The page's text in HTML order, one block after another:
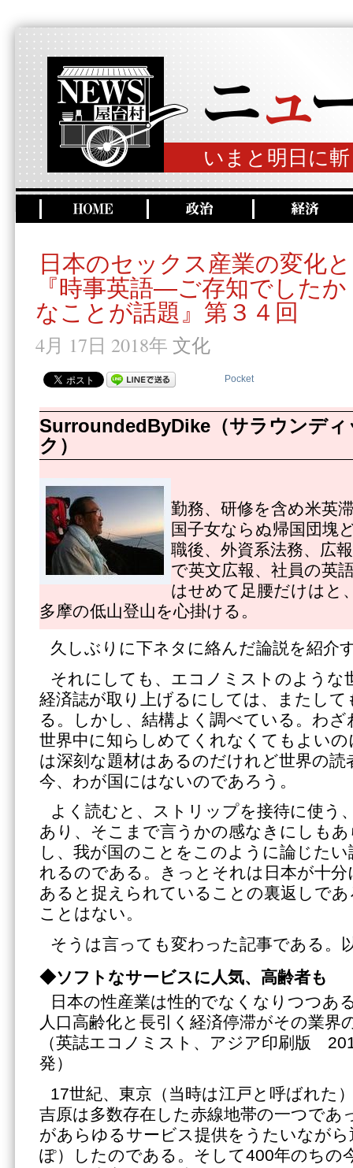
いまと明日に
日本のセックス産業の変化
『時事英語―ご存知でした
なことが話題』第３４回
4月 17日 2018年 文化
Pocket
SurroundedByDike（サラウンディ
ク）
勤務、研修を含め米英
国子女ならぬ帰国団塊
職後、外資系法務、広
で英文広報、社員の英
はせめて足腰だけはと
多摩の低山登山を心掛ける。
久しぶりに下ネタに絡んだ論説を紹介
それにしても、エコノミストのような
経済誌が取り上げるにしては、またし
る。しかし、結構よく調べている。わ
世界中に知らしめてくれなくてもよい
は深刻な題材はあるのだけれど世界の
今、わが国にはないのであろう。
よく読むと、ストリップを接待に使う
あり、そこまで言うかの感なきにしも
し、我が国のことをこのように論じた
れるのである。きっとそれは日本が十
あると捉えられていることの裏返しで
ことはない。
そうは言っても変わった記事である。
◆ソフトなサービスに人気、高齢者も
日本の性産業は性的でなくなりつつあ
人口高齢化と長引く経済停滞がその業界
（英誌エコノミスト、アジア印刷版
発）
17世紀、東京（当時は江戸と呼ばれた
吉原は多数存在した赤線地帯の一つであ
があらゆるサービス提供をうたいなが
ぽ）したのである。そして400年のちの